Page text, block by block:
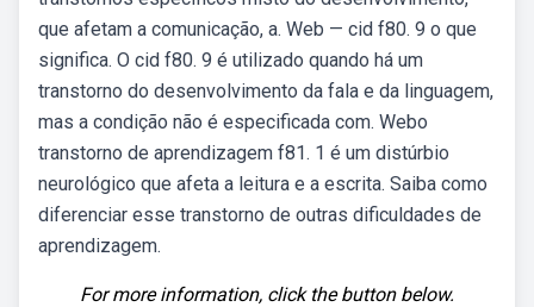
que afetam a comunicação, a. Web — cid f80. 9 o que
significa. O cid f80. 9 é utilizado quando há um
transtorno do desenvolvimento da fala e da linguagem,
mas a condição não é especificada com. Webo
transtorno de aprendizagem f81. 1 é um distúrbio
neurológico que afeta a leitura e a escrita. Saiba como
diferenciar esse transtorno de outras dificuldades de
aprendizagem.
For more information, click the button below.